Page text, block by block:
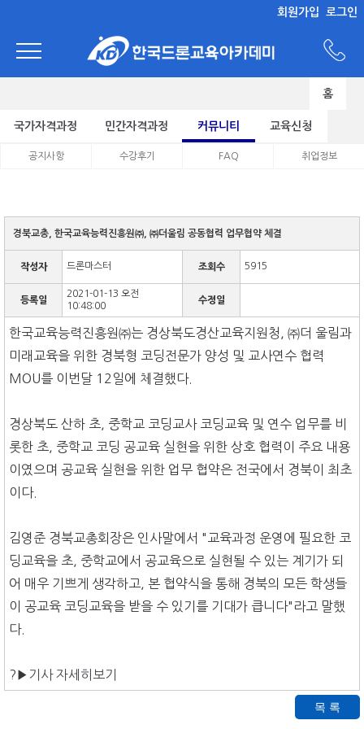
회원가입 로그인
홈
국가자격과정 민간자격과정 커뮤니티 교육신청
공지사항 수강후기 FAQ 취업정보
경북교총, 한국교육능력진흥원㈜, ㈜더울림 공동협력 업무협약 체결
작성자 드론마스터 조회수 5915
등록일
2021-01-13 오전
10:48:00
수정일
한국교육능력진흥원㈜는 경상북도경산교육지원청, ㈜더 울림과
미래교육을 위한 경북형 코딩전문가 양성 및 교사연수 협력
MOU를 이번달 12일에 체결했다.
경상북도 산하 초, 중학교 코딩교사 코딩교육 및 연수 업무를 비
롯한 초, 중학교 코딩 공교육 실현을 위한 상호 협력이 주요 내용
이였으며 공교육 실현을 위한 업무 협약은 전국에서 경북이 최초
이다.
김영준 경북교총회장은 인사말에서 "교육과정 운영에 필요한 코
딩교육을 초, 중학교에서 공교육으로 실현될 수 있는 계기가 되
어 매우 기쁘게 생각하고, 본 협약식을 통해 경북의 모든 학생들
이 공교육 코딩교육을 받을 수 있기를 기대가 큽니다"라고 말했
다.
?▶ 기사 자세히보기